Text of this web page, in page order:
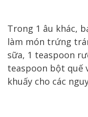
Trong 1 âu khác,
làm món trứng
sữa, 1 teaspoon
teaspoon bột quế
khuấy cho các